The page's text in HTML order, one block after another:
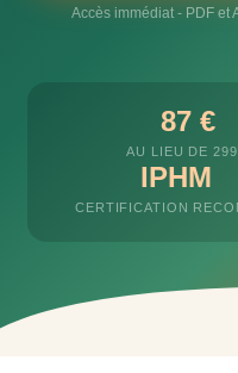
Accès immédiat - PDF et
87 €
AU LIEU DE
IPHM
CERTIFICATION